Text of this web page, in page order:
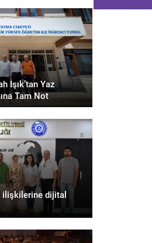
Işık’tan Yaz
Tam Not
ilişkilerine dijital